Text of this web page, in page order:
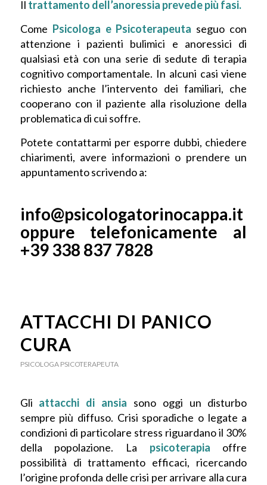
Il trattamento dell’anoressia prevede più fasi.
Come Psicologa e Psicoterapeuta seguo con
attenzione i pazienti bulimici e anoressici di
qualsiasi età con una serie di sedute di terapia
cognitivo comportamentale. In alcuni casi viene
richiesto anche l’intervento dei familiari, che
cooperano con il paziente alla risoluzione della
problematica di cui soffre.
Potete contattarmi per esporre dubbi, chiedere
chiarimenti, avere informazioni o prendere un
appuntamento scrivendo a:
info@psicologatorinocappa.it
oppure telefonicamente al
+39 338 837 7828
ATTACCHI DI PANICO
CURA
PSICOLOGA PSICOTERAPEUTA
Gli attacchi di ansia sono oggi un disturbo
sempre più diffuso. Crisi sporadiche o legate a
condizioni di particolare stress riguardano il 30%
della popolazione. La psicoterapia offre
possibilità di trattamento efficaci, ricercando
l’origine profonda delle crisi per arrivare alla cura